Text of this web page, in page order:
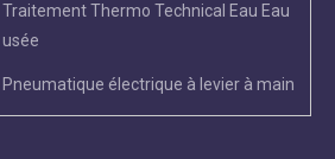
Traitement Thermo Technical Eau Eau
usée
Pneumatique électrique à levier à main